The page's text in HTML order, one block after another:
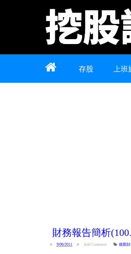
Home About
存股 上
財務報告簡析
9/06/2011 Add Comment 個股財